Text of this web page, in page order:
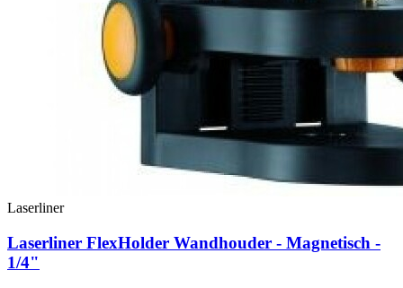
Laserliner
Laserliner FlexHolder Wandhouder - Magnetisch -
1/4"